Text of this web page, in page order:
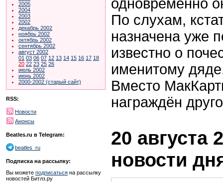
2005
2004
2003
2002
декабрь 2002
ноябрь 2002
октябрь 2002
сентябрь 2002
август 2002
01 03 06 07 12 13 14 15 16 17 18
20 22 23 25 26
июль 2002
июнь 2002
2000-2002 (старый сайт)
RSS:
Новости
Анонсы
Beatles.ru в Telegram:
beatles_ru
Подписка на рассылку:
Вы можете подписаться на рассылку
новостей Битлз.ру
одновременно
По слухам,
назначена уже
известно о
именитому
Вместо
награждён
20 августа
новости